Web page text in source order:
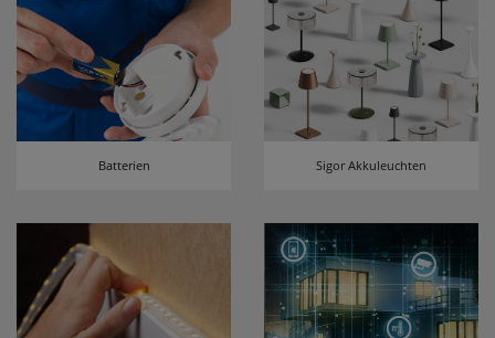
Batterien Sigor Akkuleuchten
ws_pferdekaemper_01-aa_welcome_cookie
Dieses Cookie speichert Ihre Emailadresse, damit
Sie diese beim Betreten des Shops nicht erneut
eingeben müssen.
Design-Cookie
ws8_pferdekaemper_01-aa_design_cookie
Speichern des Suchbegriffes
searchvalue
Dieses Cookie speichert den einegebenen
Suchbegriff, damit Sie diesen beim Verfeinern
nicht erneut eingeben müssen.